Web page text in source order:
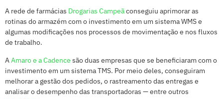
A rede de farmácias Drogarias Campeãconseguiu aprimorar as
rotinas do armazém com o investimento em um sistema WMS e
algumas modificações nos processos de movimentação e nos fluxos
de trabalho.
AAmaro e a Cadence são duas empresas que se beneficiaram com o
investimento em um sistema TMS. Por meio deles, conseguiram
melhorar a gestão dos pedidos, o rastreamento das entregas e
analisar o desempenho das transportadoras — entre outros